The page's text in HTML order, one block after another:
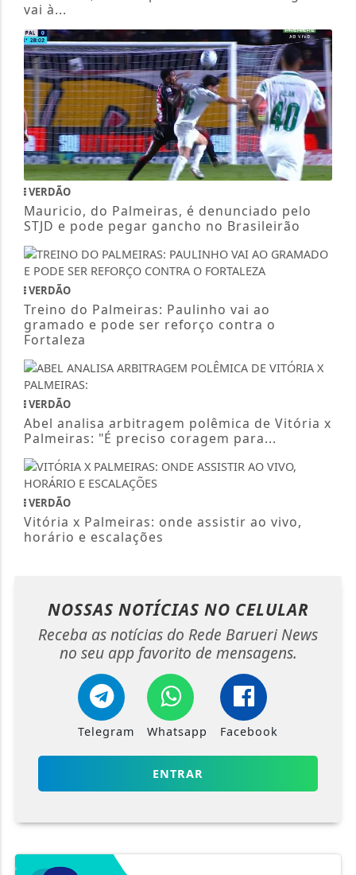
VERDÃO
Mauricio, do Palmeiras, é denunciado pelo
STJD e pode pegar gancho no Brasileirão
VERDÃO
Treino do Palmeiras: Paulinho vai ao
gramado e pode ser reforço contra o
Fortaleza
VERDÃO
Abel analisa arbitragem polêmica de Vitória x
Palmeiras: "É preciso coragem para...
VERDÃO
Vitória x Palmeiras: onde assistir ao vivo,
horário e escalações
NOSSAS NOTÍCIAS
Telegram Facebook
ENTRAR
FARMÁCIAS DE PLANTÃO